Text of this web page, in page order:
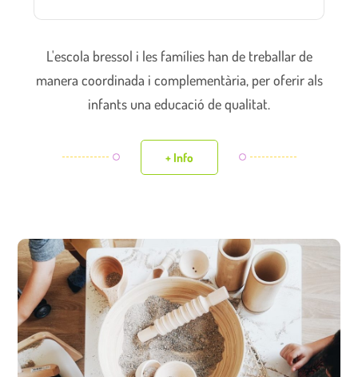
L'escola bressol i les famílies han de treballar de
manera coordinada i complementària, per oferir als
infants una educació de qualitat.
+ Info